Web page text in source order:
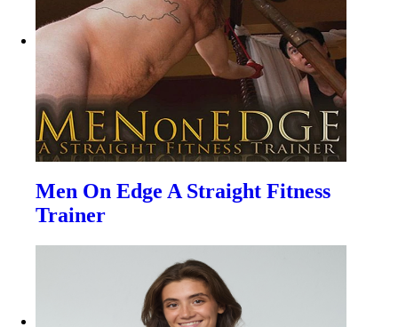
Men On Edge A Straight Fitness
Trainer